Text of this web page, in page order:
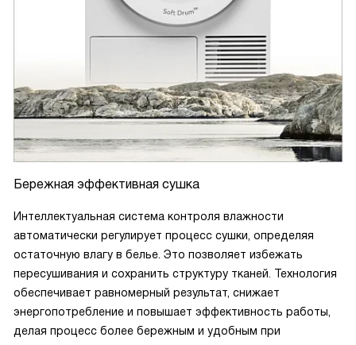
Бережная эффективная сушка
Интеллектуальная система контроля влажности
автоматически регулирует процесс сушки, определяя
остаточную влагу в белье. Это позволяет избежать
пересушивания и сохранить структуру тканей. Технология
обеспечивает равномерный результат, снижает
энергопотребление и повышает эффективность работы,
делая процесс более бережным и удобным при